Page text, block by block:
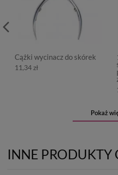
Cążki wycinacz do skórek
11,34 zł
Pokaż
INNE PRODUKTY